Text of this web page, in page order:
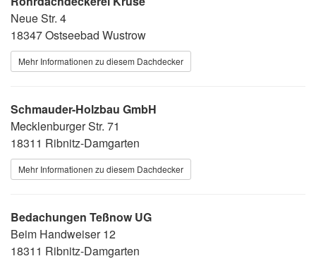
Neue Str. 4
18347 Ostseebad Wustrow
Mehr Informationen zu diesem Dachdecker
Schmauder-Holzbau GmbH
Mecklenburger Str. 71
18311 Ribnitz-Damgarten
Mehr Informationen zu diesem Dachdecker
Bedachungen Teßnow UG
Beim Handweiser 12
18311 Ribnitz-Damgarten